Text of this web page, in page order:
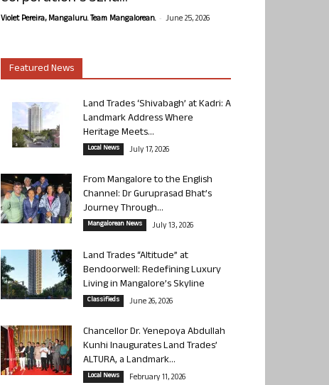
Violet Pereira, Mangaluru. Team Mangalorean. - June 25, 2026
Featured News
Land Trades ‘Shivabagh’ at Kadri: A
Landmark Address Where
Heritage Meets...
Local News July 17, 2026
From Mangalore to the English
Channel: Dr Guruprasad Bhat’s
Journey Through...
Mangalorean News July 13, 2026
Land Trades “Altitude” at
Bendoorwell: Redefining Luxury
Living in Mangalore’s Skyline
Classifieds June 26, 2026
Chancellor Dr. Yenepoya Abdullah
Kunhi Inaugurates Land Trades’
ALTURA, a Landmark...
Local News February 11, 2026